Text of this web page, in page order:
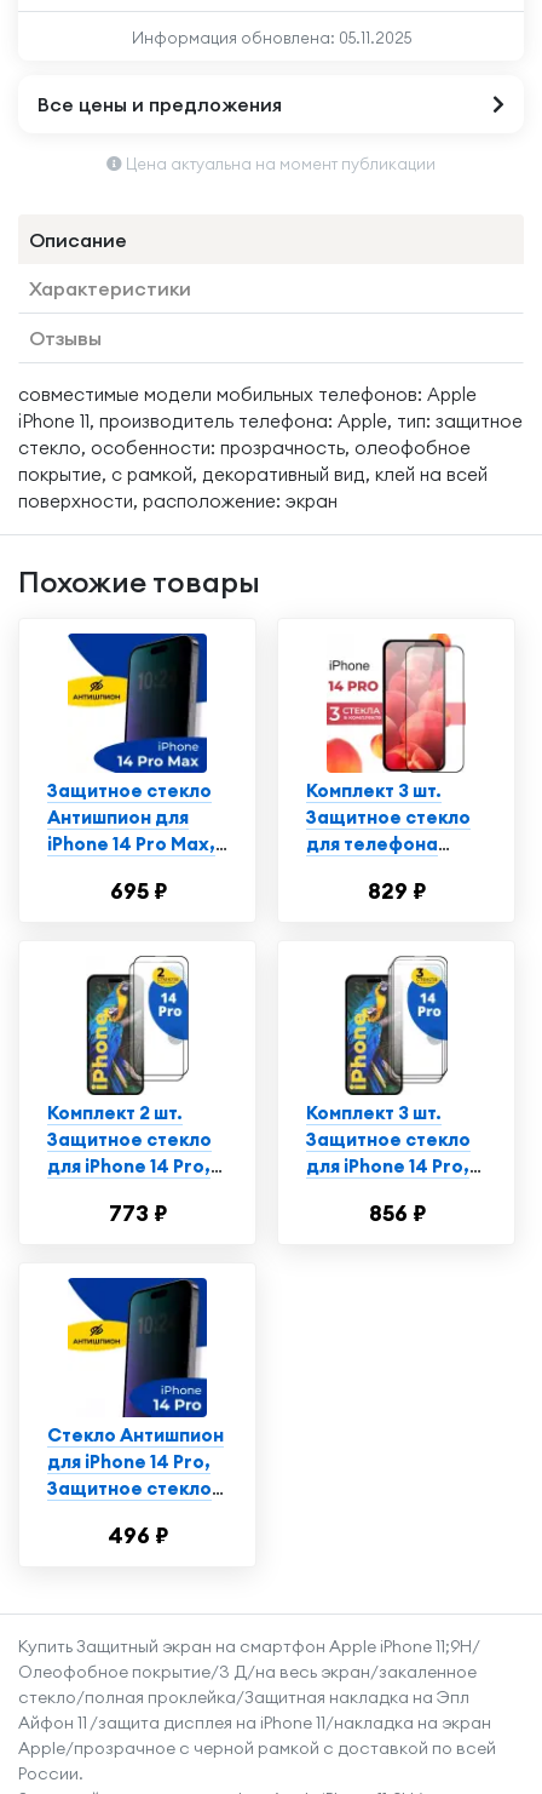
Информация обновлена: 05.11.2025
Все цены и предложения
Цена актуальна на момент публикации
Описание
Характеристики
Отзывы
совместимые модели мобильных телефонов: Apple
iPhone 11, производитель телефона: Apple, тип: защитное
стекло, особенности: прозрачность, олеофобное
покрытие, с рамкой, декоративный вид, клей на всей
поверхности, расположение: экран
Похожие товары
Защитное стекло
Антишпион для
iPhone 14 Pro Max,
стекло на Айфон 14
695 ₽
Комплект 3 шт.
Защитное стекло
для телефона
/ Глянцевое
олеофобным
покрытием на
смартфон Эпл
Айфон 14 Про
829 ₽
Комплект 2 шт.
Защитное стекло
для iPhone 14 Pro,
стекло на Айфон 14
773 ₽
Комплект 3 шт.
Защитное стекло
для iPhone 14 Pro,
стекло на Айфон 14
856 ₽
Стекло Антишпион
для iPhone 14 Pro,
Защитное стекло
Противоударное
496 ₽
Купить Защитный экран на смартфон Apple iPhone 11;9H/
Олеофобное покрытие/3 Д/на весь экран/закаленное
стекло/полная проклейка/Защитная накладка на Эпл
Айфон 11 /защита дисплея на iPhone 11/накладка на экран
Apple/прозрачное с черной рамкой с доставкой по всей
России.